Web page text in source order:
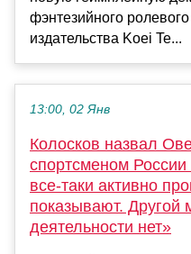
фэнтезийного
издательства Koei Te...
13:00, 02 Янв
Колосков назвал
спортсменом
все‑таки активно
показывают. Другой
деятельности нет»